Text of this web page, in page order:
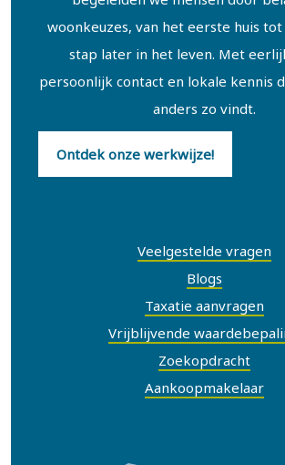
woonkeuzes, van het eerste huis
stap later in het leven. Met
persoonlijk contact en lokale kennis
anders zo vindt.
Ontdek onze werkwijze!
Veelgestelde vragen
Blogs
Taxatie aanvragen
Vrijblijvende
Zoekopdracht
Aankoopmakelaar